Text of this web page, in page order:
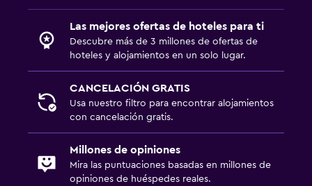
Las mejores ofertas de hoteles para ti
Descubre más de 3 millones de ofertas de
hoteles y alojamientos en un solo lugar.
CANCELACIÓN GRATIS
Usa nuestro filtro para encontrar alojamientos
con cancelación gratis.
Millones de opiniones
Mira las puntuaciones basadas en millones de
opiniones de huéspedes reales.